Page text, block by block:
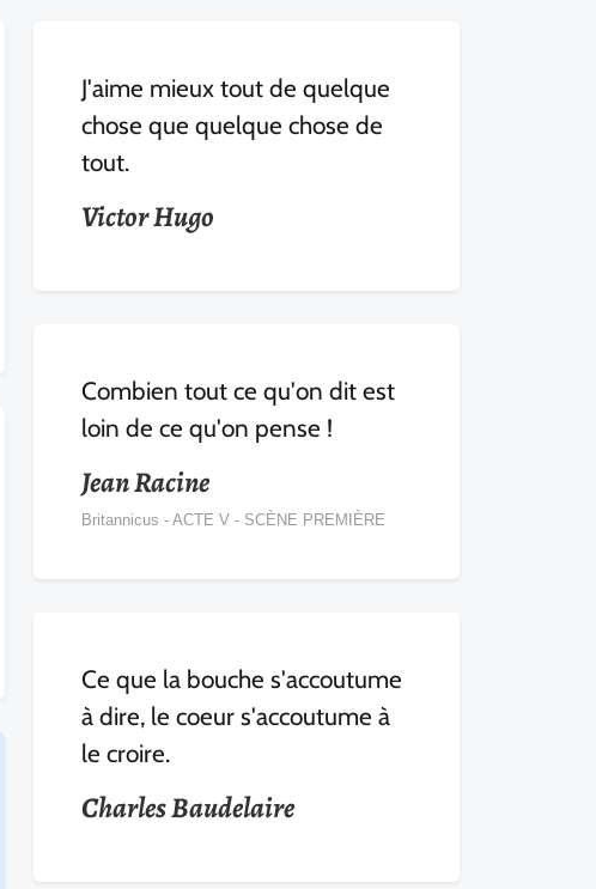
J'aime mieux tout de quelque
chose que quelque chose de
tout.
Victor Hugo
Combien tout ce qu'on dit est
loin de ce qu'on pense !
Jean Racine
Britannicus - ACTE V - SCÈNE PREMIÈRE
Ce que la bouche s'accoutume
à dire, le coeur s'accoutume à
le croire.
Charles Baudelaire